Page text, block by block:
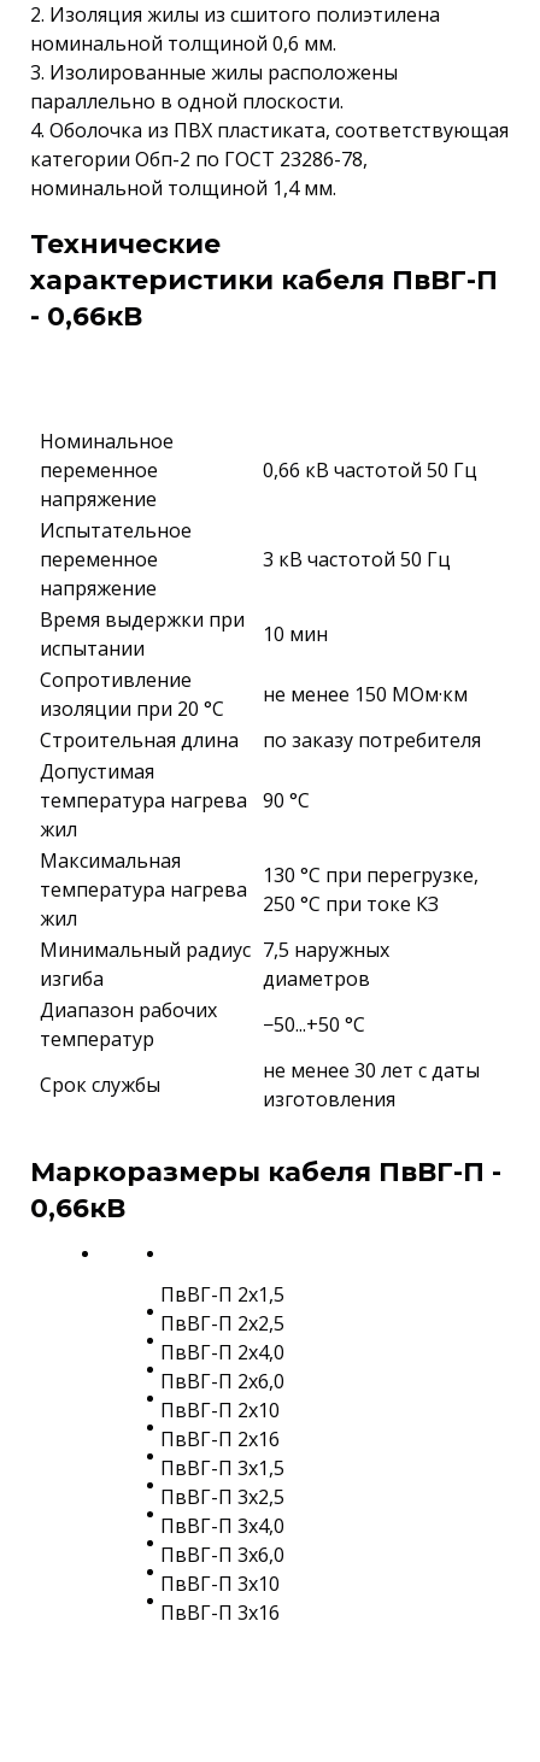
2. Изоляция жилы из сшитого полиэтилена
номинальной толщиной 0,6 мм.
3. Изолированные жилы расположены
параллельно в одной плоскости.
4. Оболочка из ПВХ пластиката, соответствующая
категории Обп-2 по ГОСТ 23286-78,
номинальной толщиной 1,4 мм.
Технические
характеристики кабеля ПвВГ-П
- 0,66кВ
Номинальное
переменное
напряжение
0,66 кВ частотой 50 Гц
Испытательное
переменное
напряжение
3 кВ частотой 50 Гц
Время выдержки при
испытании
10 мин
Сопротивление
изоляции при 20 °С
не менее 150 МОм·км
Строительная длина
по заказу потребителя
Допустимая
температура нагрева
жил
90 °C
Максимальная
температура нагрева
жил
130 °C при перегрузке,
250 °C при токе КЗ
Минимальный радиус
изгиба
7,5 наружных
диаметров
Диапазон рабочих
температур
−50...+50 °C
Срок службы
не менее 30 лет с даты
изготовления
Маркоразмеры кабеля ПвВГ-П -
0,66кВ
ПвВГ-П 2х1,5
ПвВГ-П 2х2,5
ПвВГ-П 2х4,0
ПвВГ-П 2х6,0
ПвВГ-П 2х10
ПвВГ-П 2х16
ПвВГ-П 3х1,5
ПвВГ-П 3х2,5
ПвВГ-П 3х4,0
ПвВГ-П 3х6,0
ПвВГ-П 3х10
ПвВГ-П 3х16